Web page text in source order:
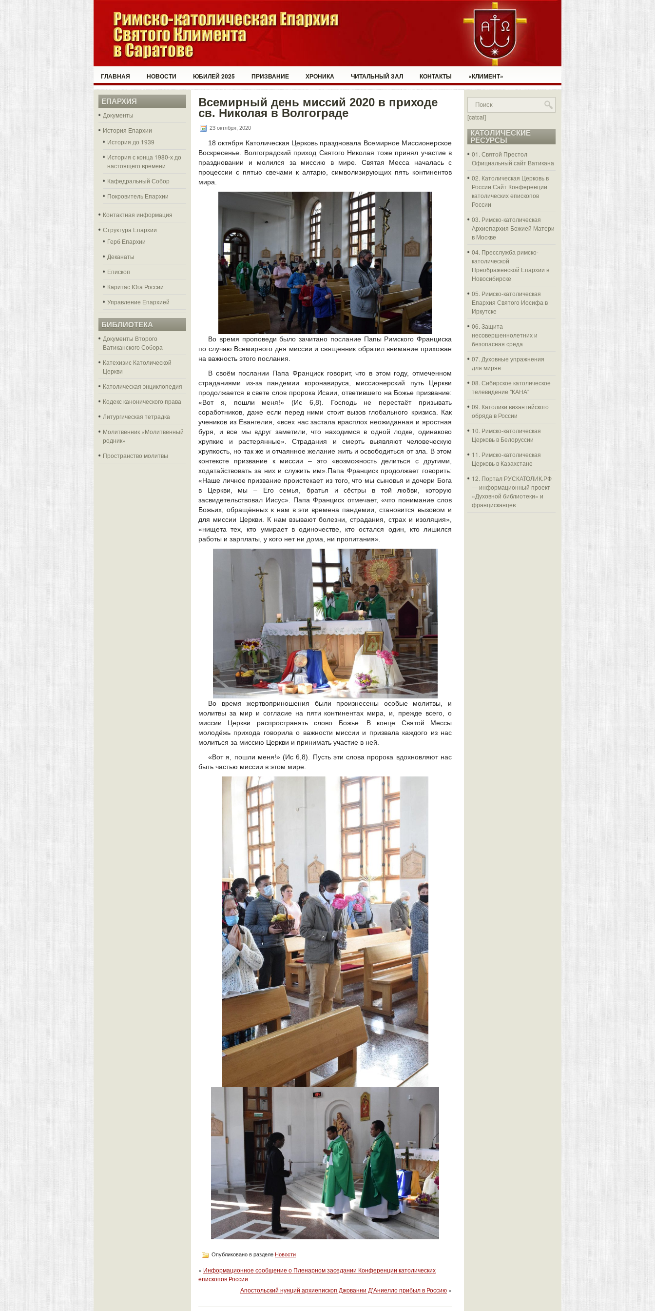
ГЛАВНАЯ НОВОСТИ ЮБИЛЕЙ 2025 ПРИЗВАНИЕ ХРОНИКА ЧИТАЛЬНЫЙ ЗАЛ КОНТАКТЫ «КЛИМЕНТ»
ЕПАРХИЯ
Документы
История Епархии
История до 1939
История с конца 1980-х до
настоящего времени
Кафедральный Собор
Покровитель Епархии
Контактная информация
Структура Епархии
Герб Епархии
Деканаты
Епископ
Каритас Юга России
Управление Епархией
БИБЛИОТЕКА
Документы Второго
Ватиканского Собора
Катехизис Католической
Церкви
Католическая энциклопедия
Кодекс канонического права
Литургическая тетрадка
Молитвенник «Молитвенный
родник»
Пространство молитвы
Всемирный день миссий 2020 в приходе
св. Николая в Волгограде
23 октября, 2020
18 октября Католическая Церковь праздновала Всемирное Миссионерское
Воскресенье. Волгоградский приход Святого Николая тоже принял участие в
праздновании и молился за миссию в мире. Святая Месса началась с
процессии с пятью свечами к алтарю, символизирующих пять континентов
мира.
Во время проповеди было зачитано послание Папы Римского Франциска
по случаю Всемирного дня миссии и священник обратил внимание прихожан
на важность этого послания.
В своём послании Папа Франциск говорит, что в этом году, отмеченном
страданиями из-за пандемии коронавируса, миссионерский путь Церкви
продолжается в свете слов пророка Исаии, ответившего на Божье призвание:
«Вот я, пошли меня!» (Ис 6,8). Господь не перестаёт призывать
соработников, даже если перед ними стоит вызов глобального кризиса. Как
учеников из Евангелия, «всех нас застала врасплох неожиданная и яростная
буря, и все мы вдруг заметили, что находимся в одной лодке, одинаково
хрупкие и растерянные». Страдания и смерть выявляют человеческую
хрупкость, но так же и отчаянное желание жить и освободиться от зла. В этом
контексте призвание к миссии – это «возможность делиться с другими,
ходатайствовать за них и служить им».Папа Франциск продолжает говорить:
«Наше личное призвание проистекает из того, что мы сыновья и дочери Бога
в Церкви, мы – Его семья, братья и сёстры в той любви, которую
засвидетельствовал Иисус». Папа Франциск отмечает, «что понимание слов
Божьих, обращённых к нам в эти времена пандемии, становится вызовом и
для миссии Церкви. К нам взывают болезни, страдания, страх и изоляция»,
«нищета тех, кто умирает в одиночестве, кто остался один, кто лишился
работы и зарплаты, у кого нет ни дома, ни пропитания».
Во время жертвоприношения были произнесены особые молитвы, и
молитвы за мир и согласие на пяти континентах мира, и, прежде всего, о
миссии Церкви распространять слово Божье. В конце Святой Мессы
молодёжь прихода говорила о важности миссии и призвала каждого из нас
молиться за миссию Церкви и принимать участие в ней.
«Вот я, пошли меня!» (Ис 6,8). Пусть эти слова пророка вдохновляют нас
быть частью миссии в этом мире.
Опубликовано в разделе Новости
« Информационное сообщение о Пленарном заседании Конференции католических
епископов России
Апостольский нунций архиепископ Джованни Д’Аниелло прибыл в Россию »
[catcal]
КАТОЛИЧЕСКИЕ
РЕСУРСЫ
01. Святой Престол
Официальный сайт Ватикана
02. Католическая Церковь в
России Сайт Конференции
католических епископов
России
03. Римско-католическая
Архиепархия Божией Матери
в Москве
04. Пресслужба римско-
католической
Преображенской Епархии в
Новосибирске
05. Римско-католическая
Епархия Святого Иосифа в
Иркутске
06. Защита
несовершеннолетних и
безопасная среда
07. Духовные упражнения
для мирян
08. Сибирское католическое
телевидение "КАНА"
09. Католики византийского
обряда в России
10. Римско-католическая
Церковь в Белоруссии
11. Римско-католическая
Церковь в Казахстане
12. Портал РУСКАТОЛИК.РФ
— информационный проект
«Духовной библиотеки» и
францисканцев